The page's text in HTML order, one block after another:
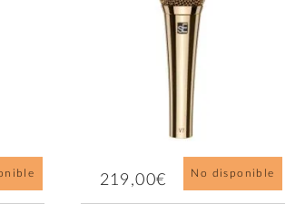
219,00€ No disponible